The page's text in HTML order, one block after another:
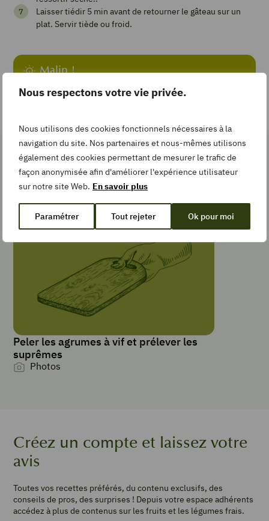
Nous respectons votre vie privée.
Nous utilisons des cookies fonctionnels nécessaires à la
navigation du site. Nos partenaires et nous-mêmes utilisons
également des cookies permettant de mesurer le trafic de
façon anonymisée afin d'améliorer l'expérience utilisateur
sur notre site Web. En savoir plus
Paramétrer Tout rejeter Ok pour moi
Laisser tiédir 5 min avant de retourner le gâteau sur un
plat. Servir tiède ou froid.
Malin !
vanille.
Add
Collection
PRÉPARATION
40minutes
min
TEMPS DE
CUISSON
40minutes
min
TYPE DE PLAT
Pâtisserie
PORTIONS
6
Conférence
1
orange
g
sucre
100
g
30
Les gestes simples pour la
recette
Peler les agrumes à vif et prélever les
suprêmes
Photos
Créez un compte et laissez votre
avis
Toutes vos recettes préférés, du contenu exclusifs, des
conseils de pros, des surprises ! Depuis votre espace adhérents
accédez à plus de contenus sur les fruits et les légumes frais.